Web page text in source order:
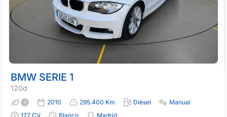
BMW SERIE 1
120d
2010 295.400 Km Diésel
Manual
177 CV
Blanco
Madrid